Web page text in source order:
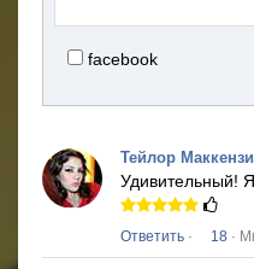
facebook
Тейлор Маккензи
Удивительный!
Ответить · 18 ·